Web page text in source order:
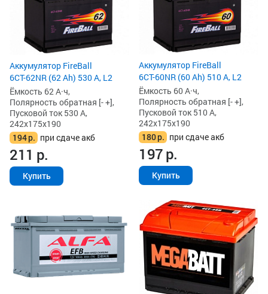
Аккумулятор FireBall
6СТ-62NR (62 Ah) 530 А, L2
Ёмкость 62 А·ч,
Полярность обратная [- +],
Пусковой ток 530 А,
242x175x190
194р. при сдаче акб
211 р.
Купить
Аккумулятор FireBall
6СТ-60NR (60 Ah) 510 А, L2
Ёмкость 60 А·ч,
Полярность обратная [- +],
Пусковой ток 510 А,
242x175x190
180р. при сдаче акб
197р.
Купить